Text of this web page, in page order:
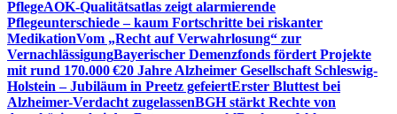
PflegeAOK-Qualitätsatlas zeigt alarmierende
Pflegeunterschiede – kaum Fortschritte bei riskanter
MedikationVom „Recht auf Verwahrlosung“ zur
VernachlässigungBayerischer Demenzfonds fördert Projekte
mit rund 170.000 €20 Jahre Alzheimer Gesellschaft Schleswig-
Holstein – Jubiläum in Preetz gefeiertErster Bluttest bei
Alzheimer-Verdacht zugelassenBGH stärkt Rechte von